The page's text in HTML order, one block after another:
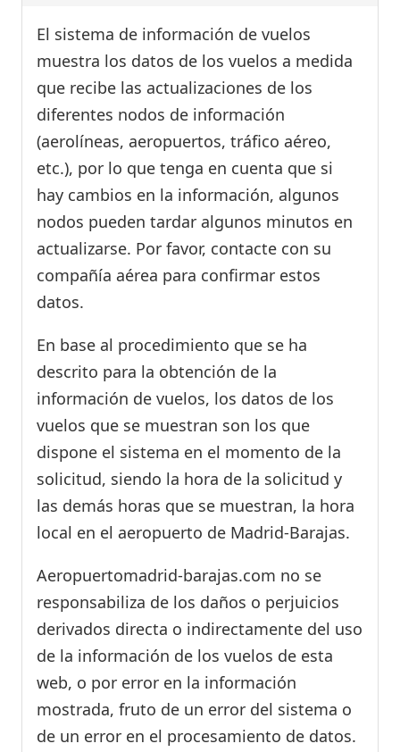
El sistema de información de vuelos
muestra los datos de los vuelos a medida
que recibe las actualizaciones de los
diferentes nodos de información
(aerolíneas, aeropuertos, tráfico aéreo,
etc.), por lo que tenga en cuenta que si
hay cambios en la información, algunos
nodos pueden tardar algunos minutos en
actualizarse. Por favor, contacte con su
compañía aérea para confirmar estos
datos.
En base al procedimiento que se ha
descrito para la obtención de la
información de vuelos, los datos de los
vuelos que se muestran son los que
dispone el sistema en el momento de la
solicitud, siendo la hora de la solicitud y
las demás horas que se muestran, la hora
local en el aeropuerto de Madrid-Barajas.
Aeropuertomadrid-barajas.com no se
responsabiliza de los daños o perjuicios
derivados directa o indirectamente del uso
de la información de los vuelos de esta
web, o por error en la información
mostrada, fruto de un error del sistema o
de un error en el procesamiento de datos.